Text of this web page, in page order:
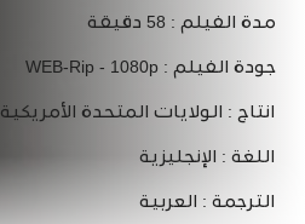
مدة الفيلم : 58 دقيقة
جودة الفيلم : WEB-Rip - 1080p
انتاج : الولايات المتحدة الأمريكية
اللغة : الإنجليزية
الترجمة : العربية